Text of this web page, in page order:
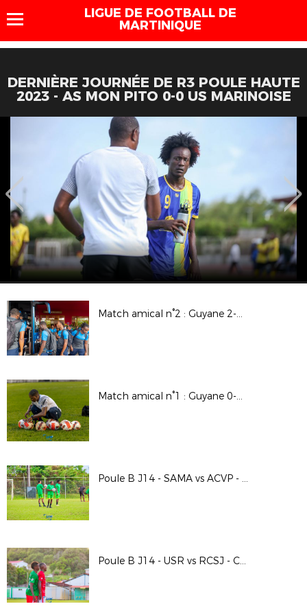
LIGUE DE FOOTBALL DE
MARTINIQUE
DERNIÈRE JOURNÉE DE R3 POULE HAUTE
2023 - AS MON PITO 0-0 US MARINOISE
Match amical n°2 : Guyane 2-2 Martinique
Match amical n°1 : Guyane 0-1 Martinique
Poule B J14 - SAMA vs ACVP - Course au 6 Majo 2022-2023
Poule B J14 - USR vs RCSJ - Course au 6 Majo 2022-2023